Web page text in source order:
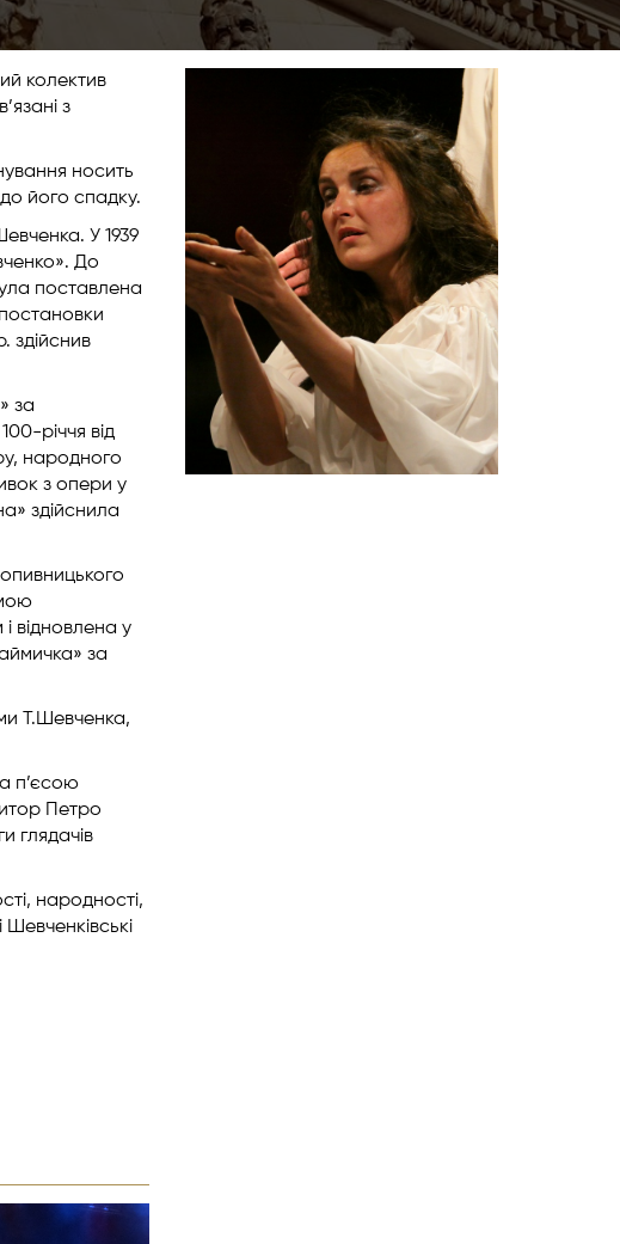
колектив
з
носить
до його спадку.
У 1939
До
поставлена
здійснив
за
річчя від
народного
з опери у
здійснила
відновлена у
за
Т.Шевченка,
п’єсою
Петро
глядачів
народності,